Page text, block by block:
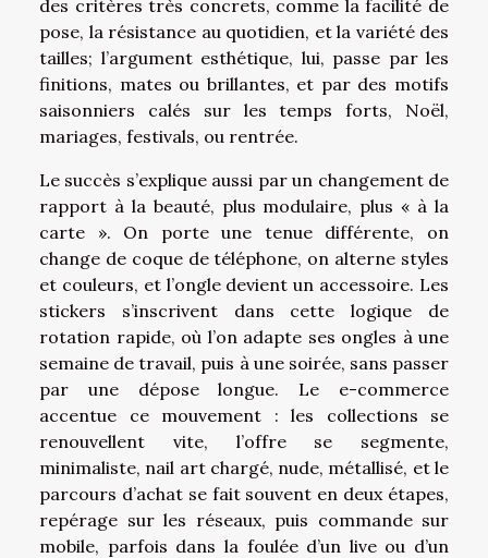
des critères très concrets, comme la facilité de
pose, la résistance au quotidien, et la variété des
tailles; l’argument esthétique, lui, passe par les
finitions, mates ou brillantes, et par des motifs
saisonniers calés sur les temps forts, Noël,
mariages, festivals, ou rentrée.
Le succès s’explique aussi par un changement de
rapport à la beauté, plus modulaire, plus « à la
carte ». On porte une tenue différente, on
change de coque de téléphone, on alterne styles
et couleurs, et l’ongle devient un accessoire. Les
stickers s’inscrivent dans cette logique de
rotation rapide, où l’on adapte ses ongles à une
semaine de travail, puis à une soirée, sans passer
par une dépose longue. Le e-commerce
accentue ce mouvement : les collections se
renouvellent vite, l’offre se segmente,
minimaliste, nail art chargé, nude, métallisé, et le
parcours d’achat se fait souvent en deux étapes,
repérage sur les réseaux, puis commande sur
mobile, parfois dans la foulée d’un live ou d’un